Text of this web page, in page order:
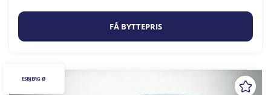
FÅ BYTTEPRIS
ESBJERG Ø